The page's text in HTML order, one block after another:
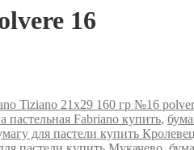
16
Tiziano 21х29 160 гр №16
пастельная Fabriano купить,
для пастели купить Кролевец